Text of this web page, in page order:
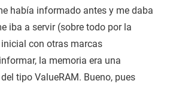
había informado antes y me daba
iba a servir (sobre todo por la
con otras marcas
la memoria era una
tipo ValueRAM. Bueno, pues